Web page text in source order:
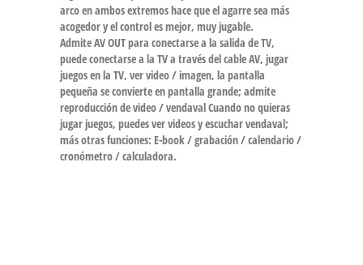
arco en ambos extremos hace que el agarre sea más
acogedor y el control es mejor, muy jugable.
Admite AV OUT para conectarse a la salida de TV,
puede conectarse a la TV a través del cable AV, jugar
juegos en la TV, ver video / imagen, la pantalla
pequeña se convierte en pantalla grande; admite
reproducción de video / vendaval Cuando no quieras
jugar juegos, puedes ver videos y escuchar vendaval;
más otras funciones: E-book / grabación / calendario /
cronómetro / calculadora.